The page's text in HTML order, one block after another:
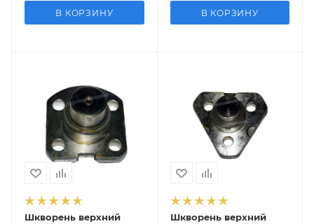
В КОРЗИНУ В КОРЗИНУ
Шкворень верхний
Шкворень верхний